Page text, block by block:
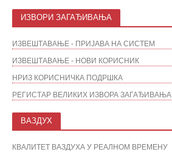
ИЗВОРИ ЗАГАЂИВАЊА
ИЗВЕШТАВАЊЕ - ПРИЈАВА НА СИСТЕМ
ИЗВЕШТАВАЊЕ - НОВИ КОРИСНИК
НРИЗ КОРИСНИЧКА ПОДРШКА
РЕГИСТАР ВЕЛИКИХ ИЗВОРА ЗАГАЂИВАЊА
ВАЗДУХ
КВАЛИТЕТ ВАЗДУХА У РЕАЛНОМ ВРЕМЕНУ